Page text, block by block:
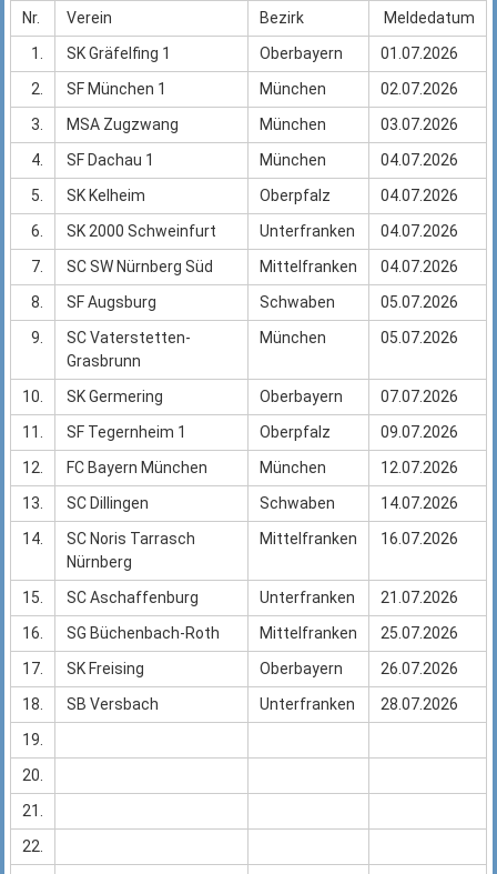
Nr. Verein Bezirk
Meldedatum
1.
SK Gräfelfing 1 Oberbayern
01.07.2026
2.
SF München 1 München
02.07.2026
3.
MSA Zugzwang München
03.07.2026
4.
SF Dachau 1 München
04.07.2026
5.
SK Kelheim Oberpfalz
04.07.2026
6.
SK 2000 Schweinfurt Unterfranken
04.07.2026
7.
SC SW Nürnberg Süd Mittelfranken
04.07.2026
8.
SF Augsburg Schwaben
05.07.2026
9.
SC Vaterstetten-
Grasbrunn
München 05.07.2026
10. SK Germering Oberbayern
07.07.2026
11.
SF Tegernheim 1 Oberpfalz
09.07.2026
12.
FC Bayern München München
12.07.2026
13.
SC Dillingen Schwaben
14.07.2026
14.
SC Noris Tarrasch
Nürnberg
Mittelfranken 16.07.2026
15. SC Aschaffenburg Unterfranken
21.07.2026
16.
SG Büchenbach-Roth Mittelfranken
25.07.2026
17.
SK Freising Oberbayern
26.07.2026
18.
SB Versbach Unterfranken
28.07.2026
19.
20.
21.
22.